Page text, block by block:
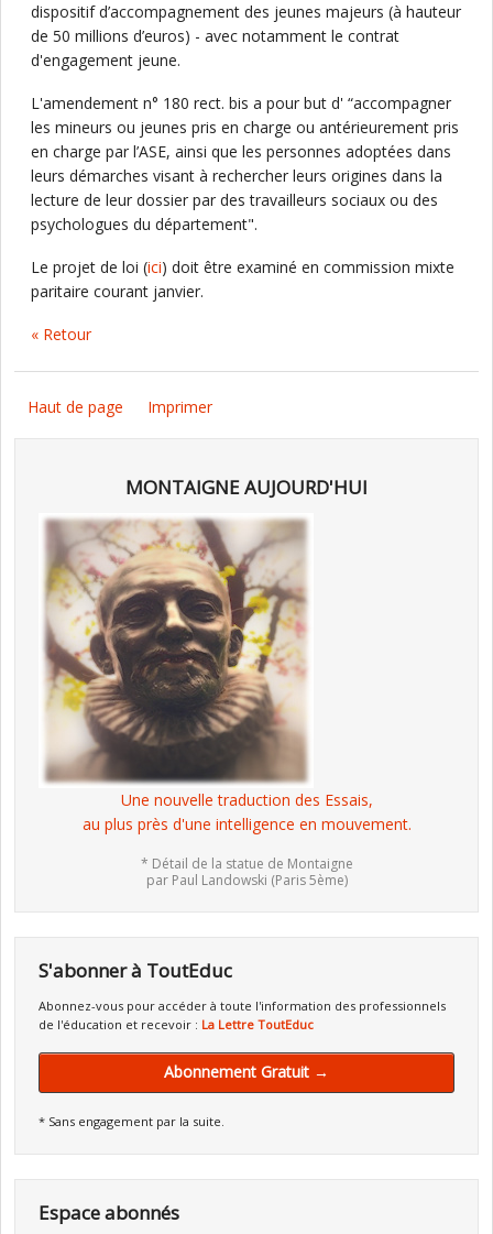
dispositif d’accompagnement des jeunes majeurs (à hauteur
de 50 millions d’euros) - avec notamment le contrat
d'engagement jeune.
L'amendement n° 180 rect. bis a pour but d' “accompagner
les mineurs ou jeunes pris en charge ou antérieurement pris
en charge par l’ASE, ainsi que les personnes adoptées dans
leurs démarches visant à rechercher leurs origines dans la
lecture de leur dossier par des travailleurs sociaux ou des
psychologues du département".
Le projet de loi (ici) doit être examiné en commission mixte
paritaire courant janvier.
« Retour
Haut de page Imprimer
MONTAIGNE AUJOURD'HUI
Une nouvelle traduction des Essais,
au plus près d'une intelligence en mouvement.
* Détail de la statue de Montaigne
par Paul Landowski (Paris 5ème)
S'abonner à ToutEduc
Abonnez-vous pour accéder à toute l'information des professionnels
de l'éducation et recevoir : La Lettre ToutEduc
Abonnement Gratuit →
* Sans engagement par la suite.
Espace abonnés